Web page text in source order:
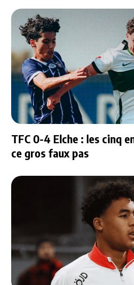
TFC 0-4 Elche : les cinq
ce gros faux pas